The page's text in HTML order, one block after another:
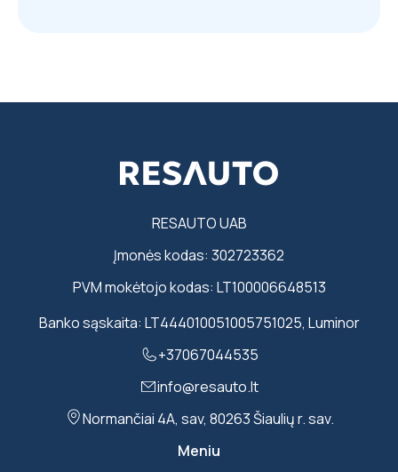
RESAUTO UAB
Įmonės kodas: 302723362
PVM mokėtojo kodas: LT100006648513
Banko sąskaita: LT444010051005751025, Luminor
+37067044535
info@resauto.lt
Normančiai 4A, sav, 80263 Šiaulių r. sav.
Meniu